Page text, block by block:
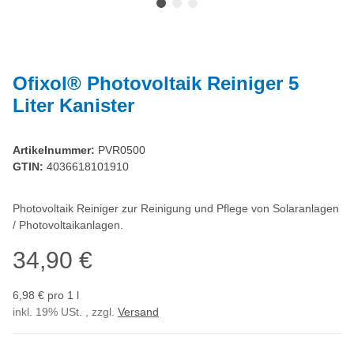
Ofixol® Photovoltaik Reiniger 5
Liter Kanister
Artikelnummer: PVR0500
GTIN: 4036618101910
Photovoltaik Reiniger zur Reinigung und Pflege von Solaranlagen
/ Photovoltaikanlagen.
34,90 €
6,98 € pro 1 l
inkl. 19% USt. , zzgl. Versand